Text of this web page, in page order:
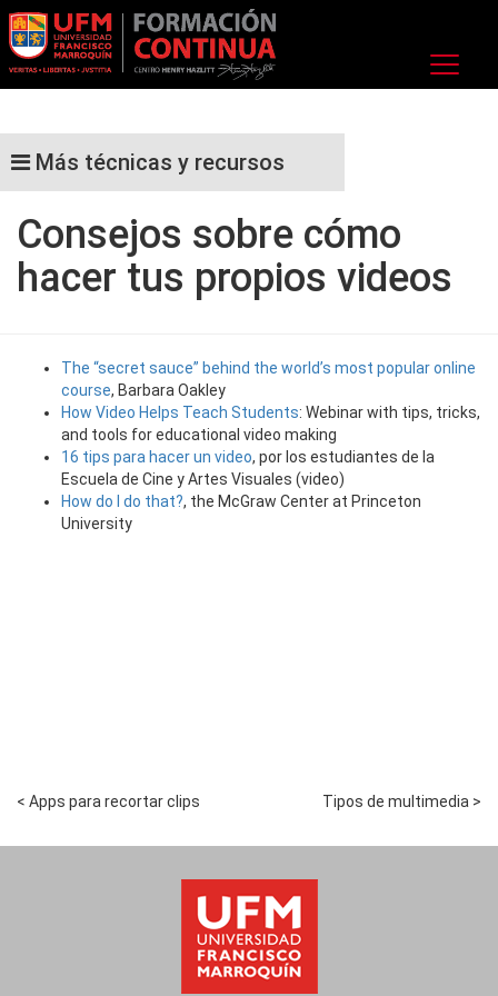
Más técnicas y recursos
Consejos sobre cómo
hacer tus propios videos
The “secret sauce” behind the world’s most popular online
course, Barbara Oakley
How Video Helps Teach Students: Webinar with tips, tricks,
and tools for educational video making
16 tips para hacer un video, por los estudiantes de la
Escuela de Cine y Artes Visuales (video)
How do I do that?, the McGraw Center at Princeton
University
< Apps para recortar clips Tipos de multimedia >